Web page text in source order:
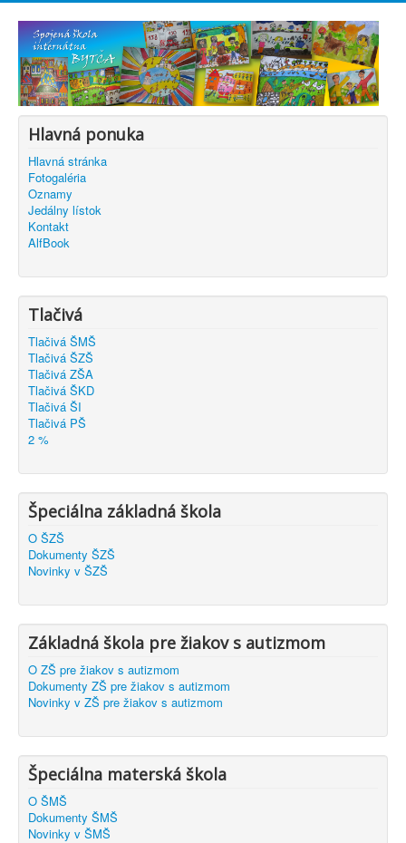
Hlavná ponuka
Hlavná stránka
Fotogaléria
Oznamy
Jedálny lístok
Kontakt
AlfBook
Tlačivá
Tlačivá ŠMŠ
Tlačivá ŠZŠ
Tlačivá ZŠA
Tlačivá ŠKD
Tlačivá ŠI
Tlačivá PŠ
2 %
Špeciálna základná škola
O ŠZŠ
Dokumenty ŠZŠ
Novinky v ŠZŠ
Základná škola pre žiakov s autizmom
O ZŠ pre žiakov s autizmom
Dokumenty ZŠ pre žiakov s autizmom
Novinky v ZŠ pre žiakov s autizmom
Špeciálna materská škola
O ŠMŠ
Dokumenty ŠMŠ
Novinky v ŠMŠ